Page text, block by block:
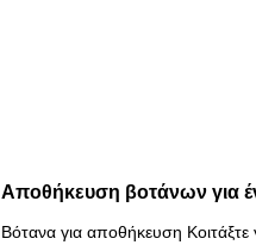
Αποθήκευση βοτάνων για
Βότανα για αποθήκευση